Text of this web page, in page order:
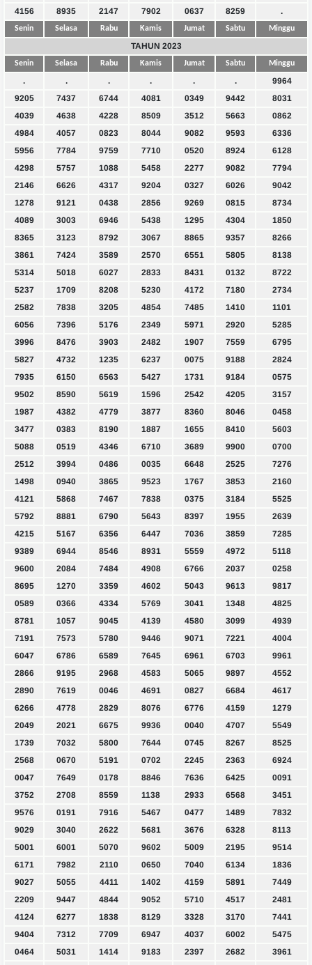
4156
8935 2147 7902 0637 8259 .
Senin Selasa Rabu Kamis Jumat Sabtu Minggu
TAHUN 2023
Senin Selasa Rabu Kamis Jumat Sabtu Minggu
. . . . . .
9964
9205
7437 6744 4081 0349 9442
8031
4039
4638 4228 8509 3512 5663
0862
4984
4057 0823 8044 9082 9593
6336
5956
7784 9759 7710 0520 8924
6128
4298
5757 1088 5458 2277 9082
7794
2146
6626 4317 9204 0327 6026
9042
1278
9121 0438 2856 9269 0815
8734
4089
3003 6946 5438 1295 4304
1850
8365
3123 8792 3067 8865 9357
8266
3861
7424 3589 2570 6551 5805
8138
5314
5018 6027 2833 8431 0132
8722
5237
1709 8208 5230 4172 7180
2734
2582
7838 3205 4854 7485 1410
1101
6056
7396 5176 2349 5971 2920
5285
3996
8476 3903 2482 1907 7559
6795
5827
4732 1235 6237 0075 9188
2824
7935
6150 6563 5427 1731 9184
0575
9502
8590 5619 1596 2542 4205
3157
1987
4382 4779 3877 8360 8046
0458
3477
0383 8190 1887 1655 8410
5603
5088
0519 4346 6710 3689 9900
0700
2512
3994 0486 0035 6648 2525
7276
1498
0940 3865 9523 1767 3853
2160
4121
5868 7467 7838 0375 3184
5525
5792
8881 6790 5643 8397 1955
2639
4215
5167 6356 6447 7036 3859
7285
9389
6944 8546 8931 5559 4972
5118
9600
2084 7484 4908 6766 2037
0258
8695
1270 3359 4602 5043 9613
9817
0589
0366 4334 5769 3041 1348
4825
8781
1057 9045 4139 4580 3099
4939
7191
7573 5780 9446 9071 7221
4004
6047
6786 6589 7645 6961 6703
9961
2866
9195 2968 4583 5065 9897
4552
2890
7619 0046 4691 0827 6684
4617
6266
4778 2829 8076 6776 4159
1279
2049
2021 6675 9936 0040 4707
5549
1739
7032 5800 7644 0745 8267
8525
2568
0670 5191 0702 2245 2363
6924
0047
7649 0178 8846 7636 6425
0091
3752
2708 8559 1138 2933 6568
3451
9576
0191 7916 5467 0477 1489
7832
9029
3040 2622 5681 3676 6328
8113
5001
6001 5070 9602 5009 2195
9514
6171
7982 2110 0650 7040 6134
1836
9027
5055 4411 1402 4159 5891
7449
2209
9447 4844 9052 5710 4517
2481
4124
6277 1838 8129 3328 3170
7441
9404
7312 7709 6947 4037 6002
5475
0464
5031 1414 9183 2397 2682
3961